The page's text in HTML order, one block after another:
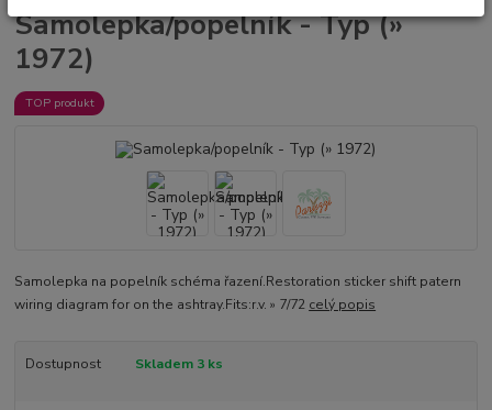
Samolepka/popelník - Typ (»
1972)
TOP produkt
Samolepka na popelník schéma řazení.Restoration sticker shift patern
wiring diagram for on the ashtray.Fits:r.v. » 7/72 celý popis
Dostupnost Skladem 3 ks